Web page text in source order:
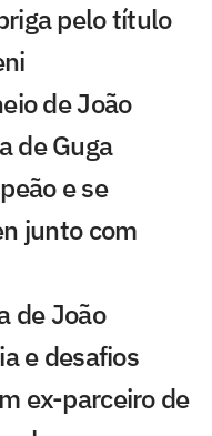
pelo título
de João
de Guga
e se
junto com
de João
e desafios
ex-parceiro de